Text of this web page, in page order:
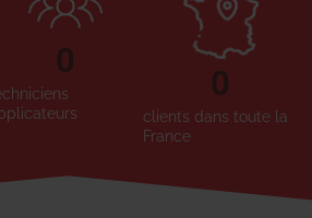
0
clients dans toute la
France
0